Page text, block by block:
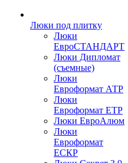
Люки под плитку
Люки
ЕвроСТАНДАРТ
Люки Дипломат
(съемные)
Люки
Евроформат АТР
Люки
Евроформат ЕТР
Люки ЕвроАлюм
Люки
Евроформат
ЕСКР